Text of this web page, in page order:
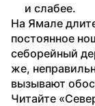
и слабее.
На Ямале
постоянное
себорейный
же,
вызывают
Читайте